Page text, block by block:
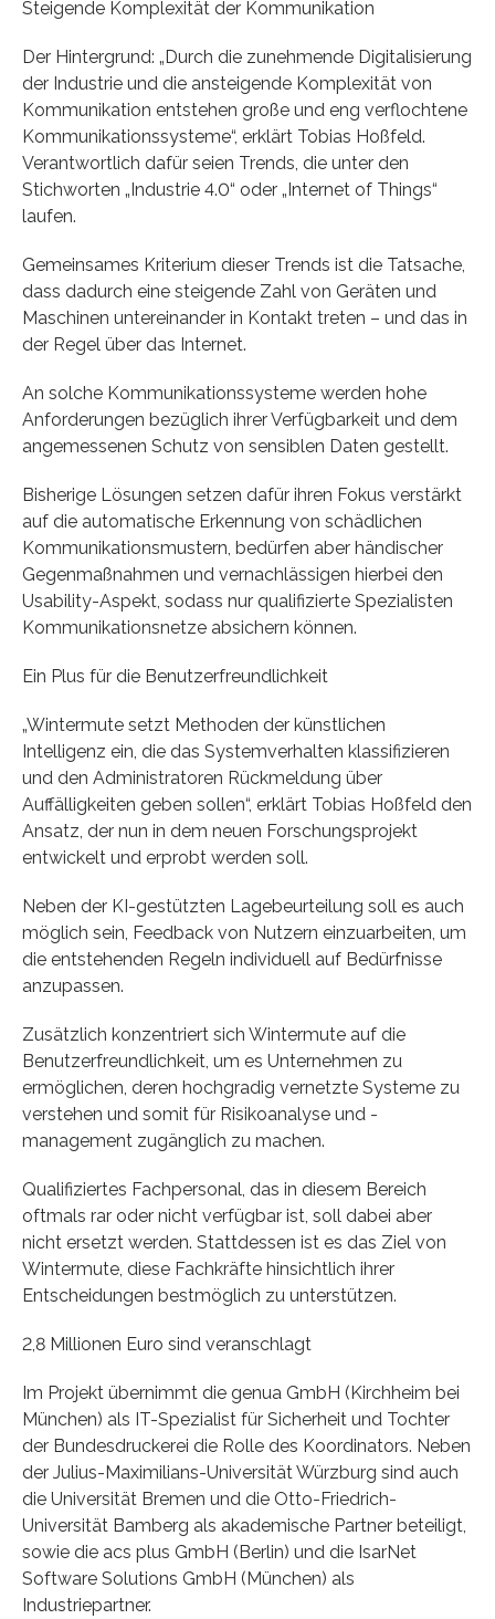
Steigende Komplexität der Kommunikation
Der Hintergrund: „Durch die zunehmende Digitalisierung
der Industrie und die ansteigende Komplexität von
Kommunikation entstehen große und eng verflochtene
Kommunikationssysteme“, erklärt Tobias Hoßfeld.
Verantwortlich dafür seien Trends, die unter den
Stichworten „Industrie 4.0“ oder „Internet of Things“
laufen.
Gemeinsames Kriterium dieser Trends ist die Tatsache,
dass dadurch eine steigende Zahl von Geräten und
Maschinen untereinander in Kontakt treten – und das in
der Regel über das Internet.
An solche Kommunikationssysteme werden hohe
Anforderungen bezüglich ihrer Verfügbarkeit und dem
angemessenen Schutz von sensiblen Daten gestellt.
Bisherige Lösungen setzen dafür ihren Fokus verstärkt
auf die automatische Erkennung von schädlichen
Kommunikationsmustern, bedürfen aber händischer
Gegenmaßnahmen und vernachlässigen hierbei den
Usability-Aspekt, sodass nur qualifizierte Spezialisten
Kommunikationsnetze absichern können.
Ein Plus für die Benutzerfreundlichkeit
„Wintermute setzt Methoden der künstlichen
Intelligenz ein, die das Systemverhalten klassifizieren
und den Administratoren Rückmeldung über
Auffälligkeiten geben sollen“, erklärt Tobias Hoßfeld den
Ansatz, der nun in dem neuen Forschungsprojekt
entwickelt und erprobt werden soll.
Neben der KI-gestützten Lagebeurteilung soll es auch
möglich sein, Feedback von Nutzern einzuarbeiten, um
die entstehenden Regeln individuell auf Bedürfnisse
anzupassen.
Zusätzlich konzentriert sich Wintermute auf die
Benutzerfreundlichkeit, um es Unternehmen zu
ermöglichen, deren hochgradig vernetzte Systeme zu
verstehen und somit für Risikoanalyse und -
management zugänglich zu machen.
Qualifiziertes Fachpersonal, das in diesem Bereich
oftmals rar oder nicht verfügbar ist, soll dabei aber
nicht ersetzt werden. Stattdessen ist es das Ziel von
Wintermute, diese Fachkräfte hinsichtlich ihrer
Entscheidungen bestmöglich zu unterstützen.
2,8 Millionen Euro sind veranschlagt
Im Projekt übernimmt die genua GmbH (Kirchheim bei
München) als IT-Spezialist für Sicherheit und Tochter
der Bundesdruckerei die Rolle des Koordinators. Neben
der Julius-Maximilians-Universität Würzburg sind auch
die Universität Bremen und die Otto-Friedrich-
Universität Bamberg als akademische Partner beteiligt,
sowie die acs plus GmbH (Berlin) und die IsarNet
Software Solutions GmbH (München) als
Industriepartner.